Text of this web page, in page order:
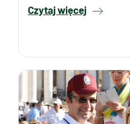
Czytaj więcej